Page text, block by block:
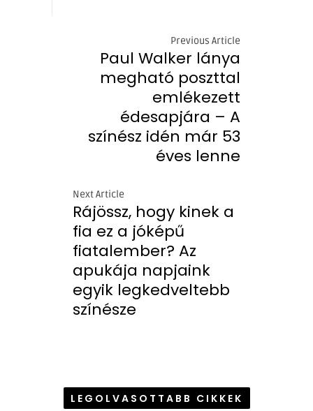
Previous Article
Paul Walker lánya
megható poszttal
emlékezett
édesapjára – A
színész idén már 53
éves lenne
Next Article
Rájössz, hogy kinek a
fia ez a jóképű
fiatalember? Az
apukája napjaink
egyik legkedveltebb
színésze
LEGOLVASOTTABB CIKKEK